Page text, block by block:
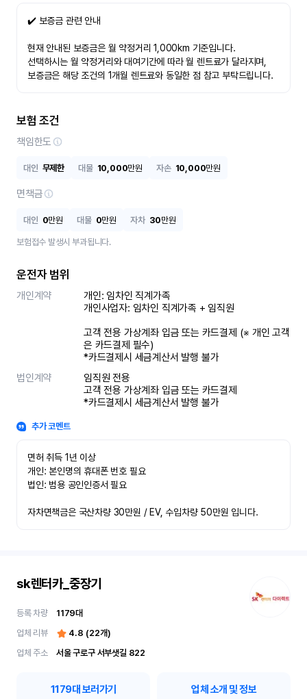
✔️ 보증금 관련 안내
현재 안내된 보증금은 월 약정거리 1,000km 기준입니다.
선택하시는 월 약정거리와 대여기간에 따라 월 렌트료가 달라지며,
보증금은 해당 조건의 1개월 렌트료와 동일한 점 참고 부탁드립니다.
보험 조건
책임한도
대인 무제한 대물 10,000만원 자손 10,000만원
면책금
대인 0만원 대물 0만원 자차 30만원
보험접수 발생시 부과됩니다.
운전자 범위
개인계약
개인: 임차인 직계가족
개인사업자: 임차인 직계가족 + 임직원
고객 전용 가상계좌 입금 또는 카드결제 (※ 개인 고객
은 카드결제 필수)
*카드결제시 세금계산서 발행 불가
법인계약
임직원 전용
고객 전용 가상계좌 입금 또는 카드결제
*카드결제시 세금계산서 발행 불가
추가 코멘트
면허 취득 1년 이상
개인: 본인명의 휴대폰 번호 필요
법인: 범용 공인인증서 필요
자차면책금은 국산차량 30만원 / EV, 수입차량 50만원 입니다.
sk렌터카_중장기
등록 차량 1179대
업체 리뷰
4.8 (22개)
업체 주소
서울 구로구 서부샛길 822
1179대 보러가기 업체 소개 및 정보